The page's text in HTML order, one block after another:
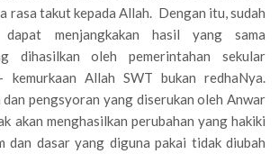
rasa takut kepada Allah. Dengan itu, sudah
menjangkakan hasil yang sama
dihasilkan oleh pemerintahan sekular
Allah SWT bukan redhaNya.
pengsyoran yang diserukan oleh Anwar
akan menghasilkan perubahan yang hakiki
dan dasar yang diguna pakai tidak diubah